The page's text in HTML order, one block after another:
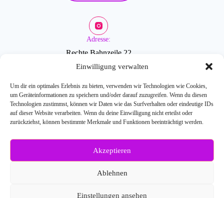
Einwilligung verwalten
Um dir ein optimales Erlebnis zu bieten, verwenden wir Technologien wie Cookies,
um Geräteinformationen zu speichern und/oder darauf zuzugreifen. Wenn du diesen
Technologien zustimmst, können wir Daten wie das Surfverhalten oder eindeutige IDs
auf dieser Website verarbeiten. Wenn du deine Einwilligung nicht erteilst oder
zurückziehst, können bestimmte Merkmale und Funktionen beeinträchtigt werden.
Akzeptieren
Ablehnen
Einstellungen ansehen
Adresse:
Rechte Bahnzeile 22
Öffnungszeiten:
Weitere Fragen?
Kontaktiere uns:
Telefonnr.: 0676/6086527